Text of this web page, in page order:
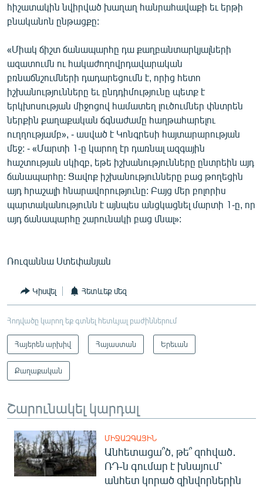
հիշատակին նվիրված խաղաղ հանրահավաքի եւ երթի
բնականոն ընթացքը:
«Միակ ճիշտ ճանապարհը դա քաղբանտարկյալների
ազատումն ու հակաժողովրդավարական
բռնաճնշումների դադարեցումն է, որից հետո
իշխանությունները եւ ընդդիմությունը պետք է
երկխոսության միջոցով համատեղ լուծումներ փնտրեն
ներքին քաղաքական ճգնաժամը հաղթահարելու
ուղղությամբ», - ասված է Կոնգրեսի հայտարարության
մեջ: - «Մարտի 1-ը կարող էր դառնալ ազգային
հաշտության սկիզբ, եթե իշխանությունները ընտրեին այդ
ճանապարհը: Ցավոք իշխանությունները բաց թողեցին
այդ հրաշալի հնարավորությունը: Բայց մեր բոլորիս
պարտականությունն է այնպես անցկացնել մարտի 1-ը, որ
այդ ճանապարհը շարունակի բաց մնալ»:
Ռուզաննա Ստեփանյան
Կիսվել Հետևեք մեզ
Հոդվածը կարող եք գտնել հետևյալ բաժիններում
Հայերեն արխիվ Հայաստան Երեւան
Քաղաքական
Շարունակել կարդալ
ՄԻՋԱԶԳԱՅԻՆ
Անհետացա՞ծ, թե՞ զոհված․
ՌԴ-ն գումար է խնայում՝
անհետ կորած զինվորներին